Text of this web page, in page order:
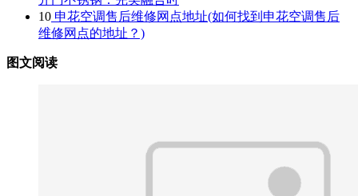
10 申花空调售后维修网点地址(如何找到申花空调售后
维修网点的地址？)
图文阅读